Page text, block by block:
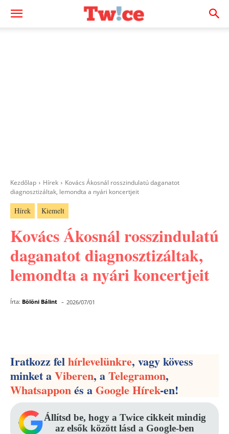
Kezdőlap Hírek
Kovács Ákosnál rosszindulatú daganatot
diagnosztizáltak, lemondta a nyári koncertjeit
Hírek Kiemelt
Kovács Ákosnál rosszindulatú
daganatot diagnosztizáltak,
lemondta a nyári koncertjeit
Írta: Bölöni Bálint - 2026/07/01
Iratkozz felhírlevelünkre, vagy kövess
minket aViberen, aTelegramon,
Whatsapponés aGoogle Hírek-en!
Állítsd be, hogy a Twice cikkeit mindig
az elsők között lásd a Google-ben